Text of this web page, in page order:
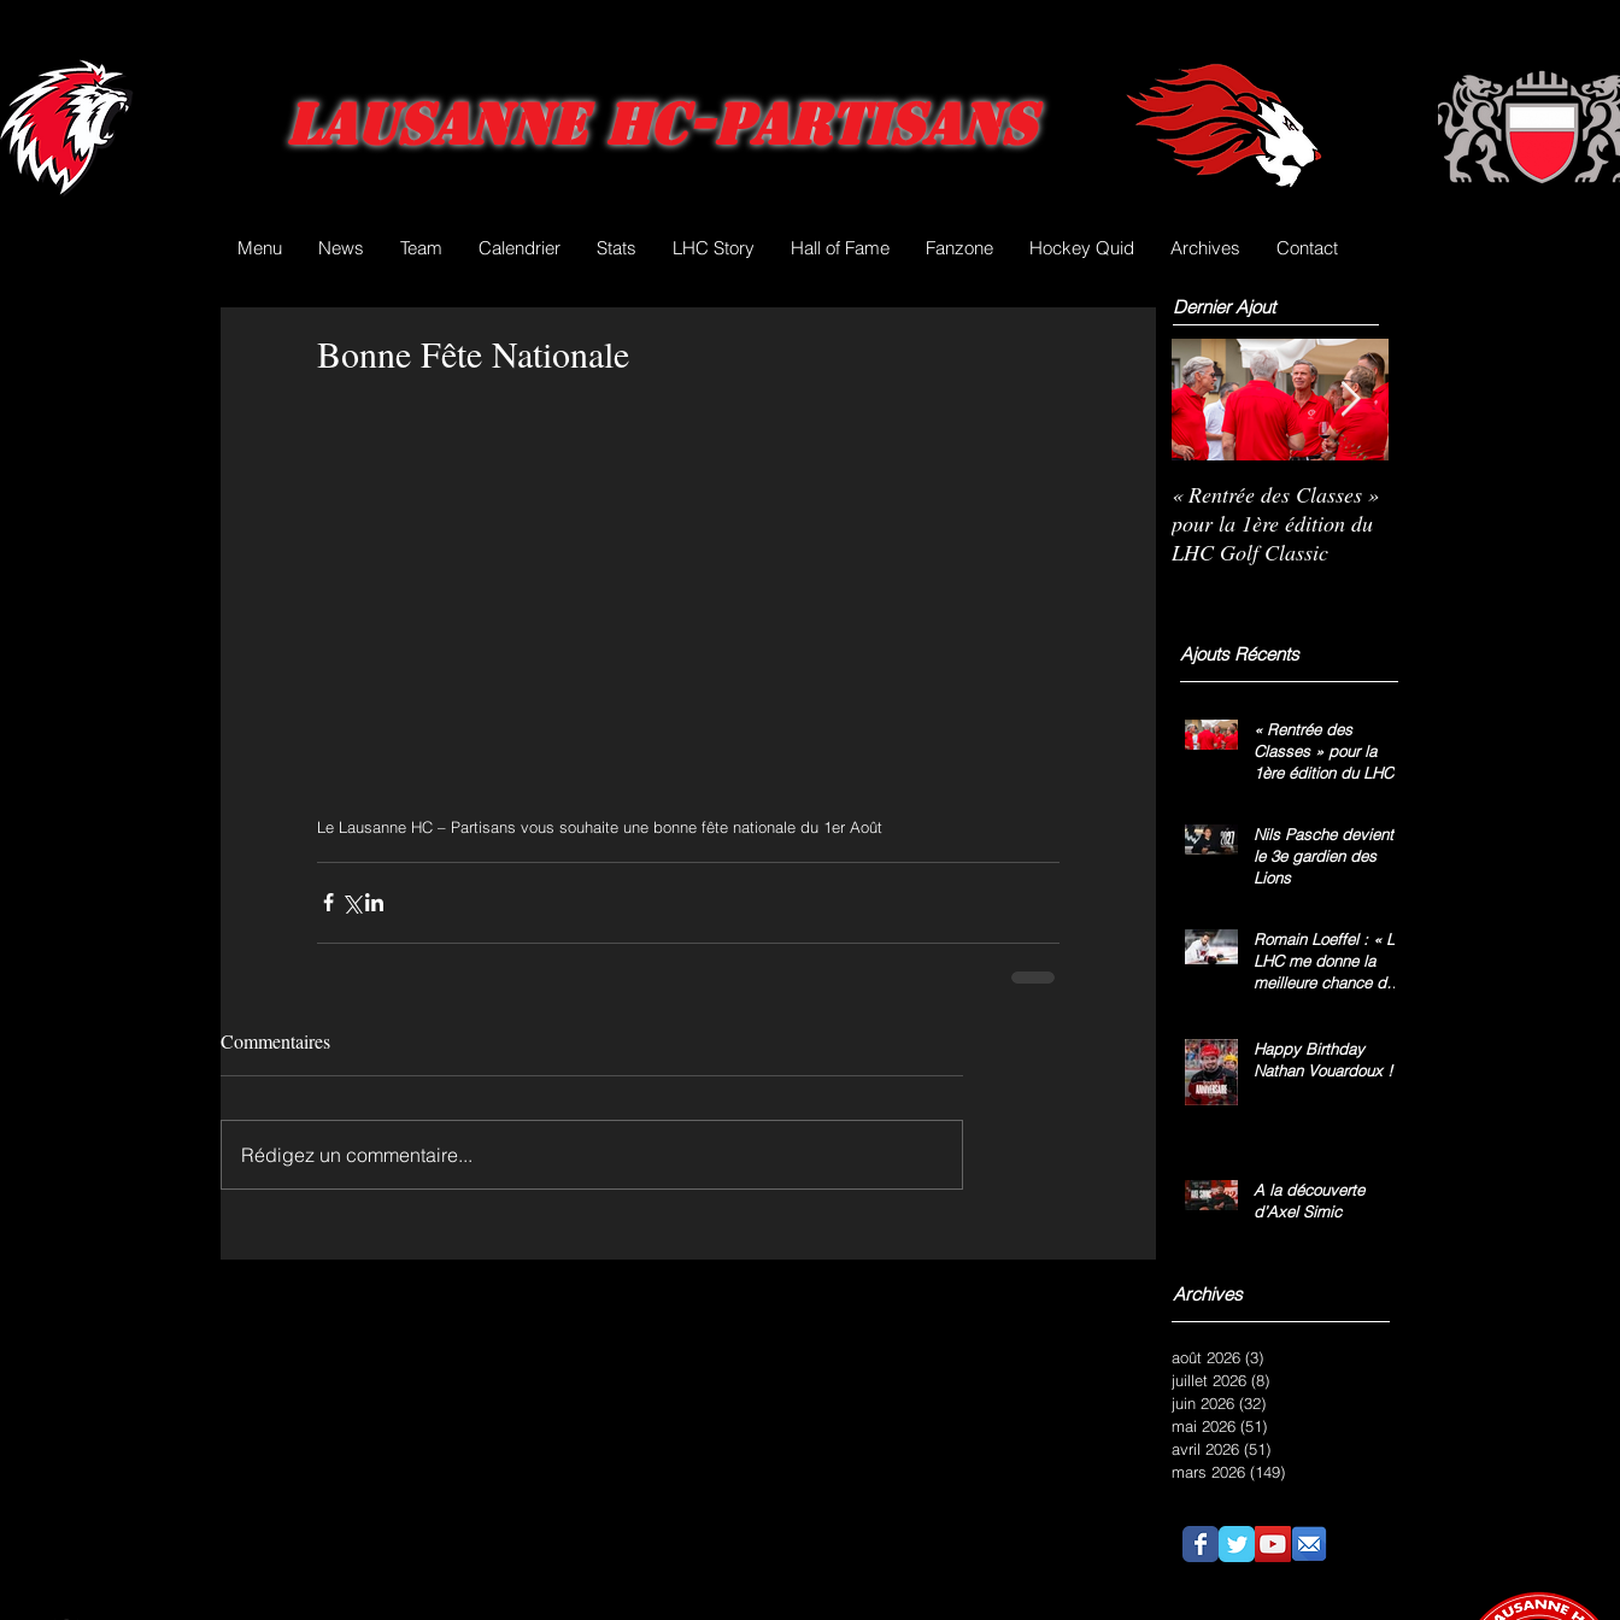
Lausanne HC-Partisans
Menu News Team Calendrier Stats LHC Story Hall of Fame Fanzone Hockey Quid Archives Contact
Bonne Fête Nationale
Le Lausanne HC – Partisans vous souhaite une bonne fête nationale du 1er Août
Commentaires
Rédigez un commentaire...
Dernier Ajout
« Rentrée des Classes »
pour la 1ère édition du
LHC Golf Classic
Ajouts Récents
« Rentrée des
Classes » pour la
1ère édition du LHC
Nils Pasche devient
le 3e gardien des
Lions
Romain Loeffel : « Le
LHC me donne la
meilleure chance de
Happy Birthday
Nathan Vouardoux !
A la découverte
d’Axel Simic
Archives
août 2026 (3)
juillet 2026 (8)
juin 2026 (32)
mai 2026 (51)
avril 2026 (51)
mars 2026 (149)